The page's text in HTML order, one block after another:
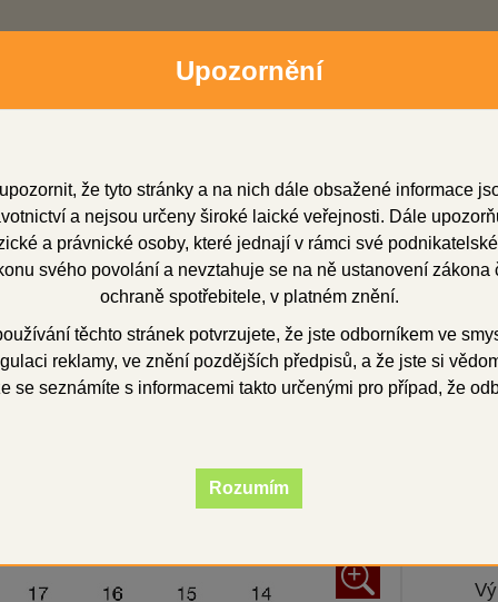
zástupci Soubory ke stažení O firmě
voskové předtvary korunkové Fazetové prvky
+
Upozornění
že tyto stránky a na nich dále obsažené informace
a nejsou určeny široké laické veřejnosti. Dále
a právnické osoby, které jednají v rámci své
svého povolání a nevztahuje se na ně ustanovení zákona
ochraně spotřebitele, v platném znění.
těchto stránek potvrzujete, že jste odborníkem ve
reklamy, ve znění pozdějších předpisů, a že jste si
se seznámíte s informacemi takto určenými pro případ, že
Rozumím